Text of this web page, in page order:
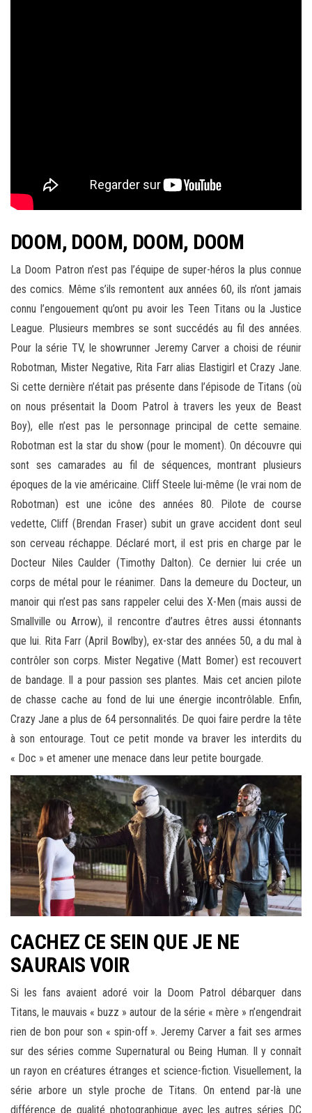
DOOM, DOOM, DOOM, DOOM
La Doom Patron n’est pas l’équipe de super-héros la plus connue
des comics. Même s’ils remontent aux années 60, ils n’ont jamais
connu l’engouement qu’ont pu avoir les Teen Titans ou la Justice
League. Plusieurs membres se sont succédés au fil des années.
Pour la série TV, le showrunner Jeremy Carver a choisi de réunir
Robotman, Mister Negative, Rita Farr alias Elastigirl et Crazy Jane.
Si cette dernière n’était pas présente dans l’épisode de Titans (où
on nous présentait la Doom Patrol à travers les yeux de Beast
Boy), elle n’est pas le personnage principal de cette semaine.
Robotman est la star du show (pour le moment). On découvre qui
sont ses camarades au fil de séquences, montrant plusieurs
époques de la vie américaine. Cliff Steele lui-même (le vrai nom de
Robotman) est une icône des années 80. Pilote de course
vedette, Cliff (Brendan Fraser) subit un grave accident dont seul
son cerveau réchappe. Déclaré mort, il est pris en charge par le
Docteur Niles Caulder (Timothy Dalton). Ce dernier lui crée un
corps de métal pour le réanimer. Dans la demeure du Docteur, un
manoir qui n’est pas sans rappeler celui des X-Men (mais aussi de
Smallville ou Arrow), il rencontre d’autres êtres aussi étonnants
que lui. Rita Farr (April Bowlby), ex-star des années 50, a du mal à
contrôler son corps. Mister Negative (Matt Bomer) est recouvert
de bandage. Il a pour passion ses plantes. Mais cet ancien pilote
de chasse cache au fond de lui une énergie incontrôlable. Enfin,
Crazy Jane a plus de 64 personnalités. De quoi faire perdre la tête
à son entourage. Tout ce petit monde va braver les interdits du
« Doc » et amener une menace dans leur petite bourgade.
CACHEZ CE SEIN QUE JE NE
SAURAIS VOIR
Si les fans avaient adoré voir la Doom Patrol débarquer dans
Titans, le mauvais « buzz » autour de la série « mère » n’engendrait
rien de bon pour son « spin-off ». Jeremy Carver a fait ses armes
sur des séries comme Supernatural ou Being Human. Il y connaît
un rayon en créatures étranges et science-fiction. Visuellement, la
série arbore un style proche de Titans. On entend par-là une
différence de qualité photographique avec les autres séries DC